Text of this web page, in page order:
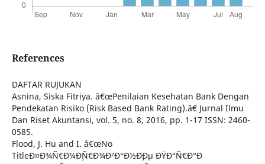
References
DAFTAR RUJUKAN
Asnina, Siska Fitriya. â€œPenilaian Kesehatan Bank Dengan
Pendekatan Risiko (Risk Based Bank Rating).â€ Jurnal Ilmu
Dan Riset Akuntansi, vol. 5, no. 8, 2016, pp. 1-17 ISSN: 2460-
0585.
Flood, J. Hu and I. â€œNo
TitleÐ¤Ð¾Ñ€Ð¼Ð¸Ñ€Ð¾Ð²Ð°Ð½Ð¸Ðµ ÐŸÐ°Ñ€Ð°Ð